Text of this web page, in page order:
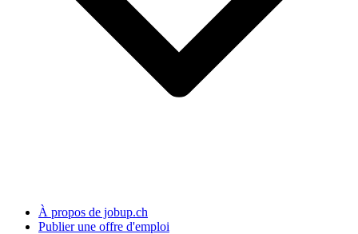
À propos de jobup.ch
Publier une offre d'emploi